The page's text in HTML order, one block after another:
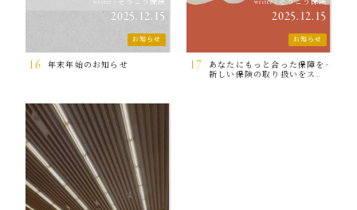
16 年末年始のお知らせ
writer
2025.12.15
お知らせ
17
あなたにもっと合った保障を――
新しい保険の取り扱いをスタ
writer|
2025.12.15
お知らせ